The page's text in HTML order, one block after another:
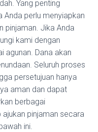
Yang penting
Anda perlu menyiapkan
pinjaman. Jika Anda
kami dengan
agunan. Dana akan
Seluruh proses
persetujuan hanya
aman dan dapat
berbagai
pinjaman secara
ini.